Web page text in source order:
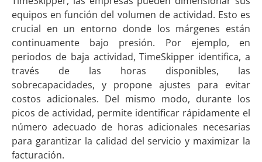
equipos en función del volumen de actividad. Esto es
crucial en un entorno donde los márgenes están
continuamente bajo presión. Por ejemplo, en
periodos de baja actividad, TimeSkipper identifica, a
través de las horas disponibles, las
sobrecapacidades, y propone ajustes para evitar
costos adicionales. Del mismo modo, durante los
picos de actividad, permite identificar rápidamente el
número adecuado de horas adicionales necesarias
para garantizar la calidad del servicio y maximizar la
facturación.